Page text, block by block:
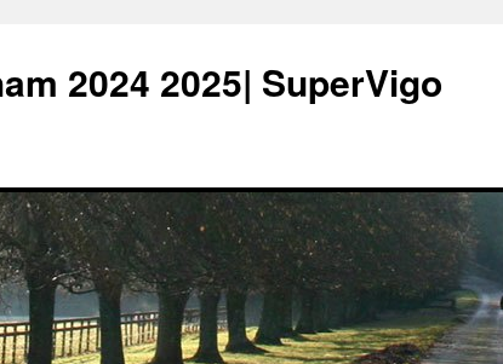
2024 2025| SuperVigo